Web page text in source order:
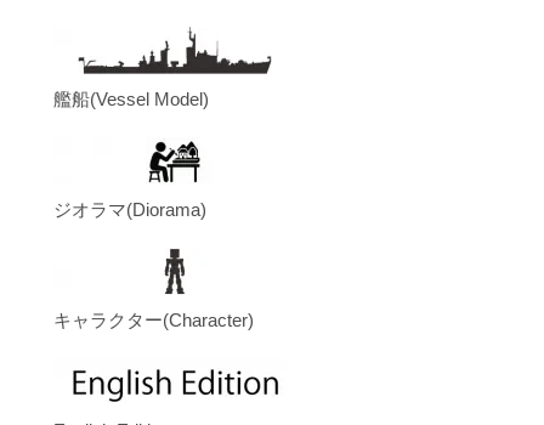
艦船(Vessel Model)
ジオラマ(Diorama)
キャラクター(Character)